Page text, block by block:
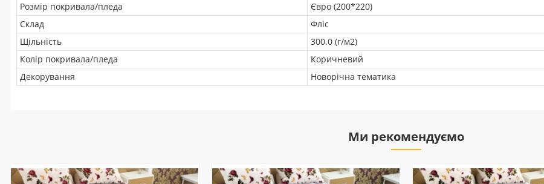
Розмір покривала/пледа
Євро (200*220)
Склад
Фліс
Щільність
300.0 (г/м2)
Колір покривала/пледа
Коричневий
Декорування
Новорічна тематика
Ми рекомендуємо